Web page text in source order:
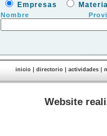
Empresas
Nombre
inicio| directorio| actividades|
Website